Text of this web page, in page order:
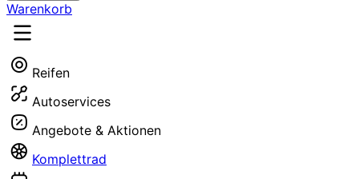
Warenkorb
Reifen
Autoservices
Angebote & Aktionen
Komplettrad